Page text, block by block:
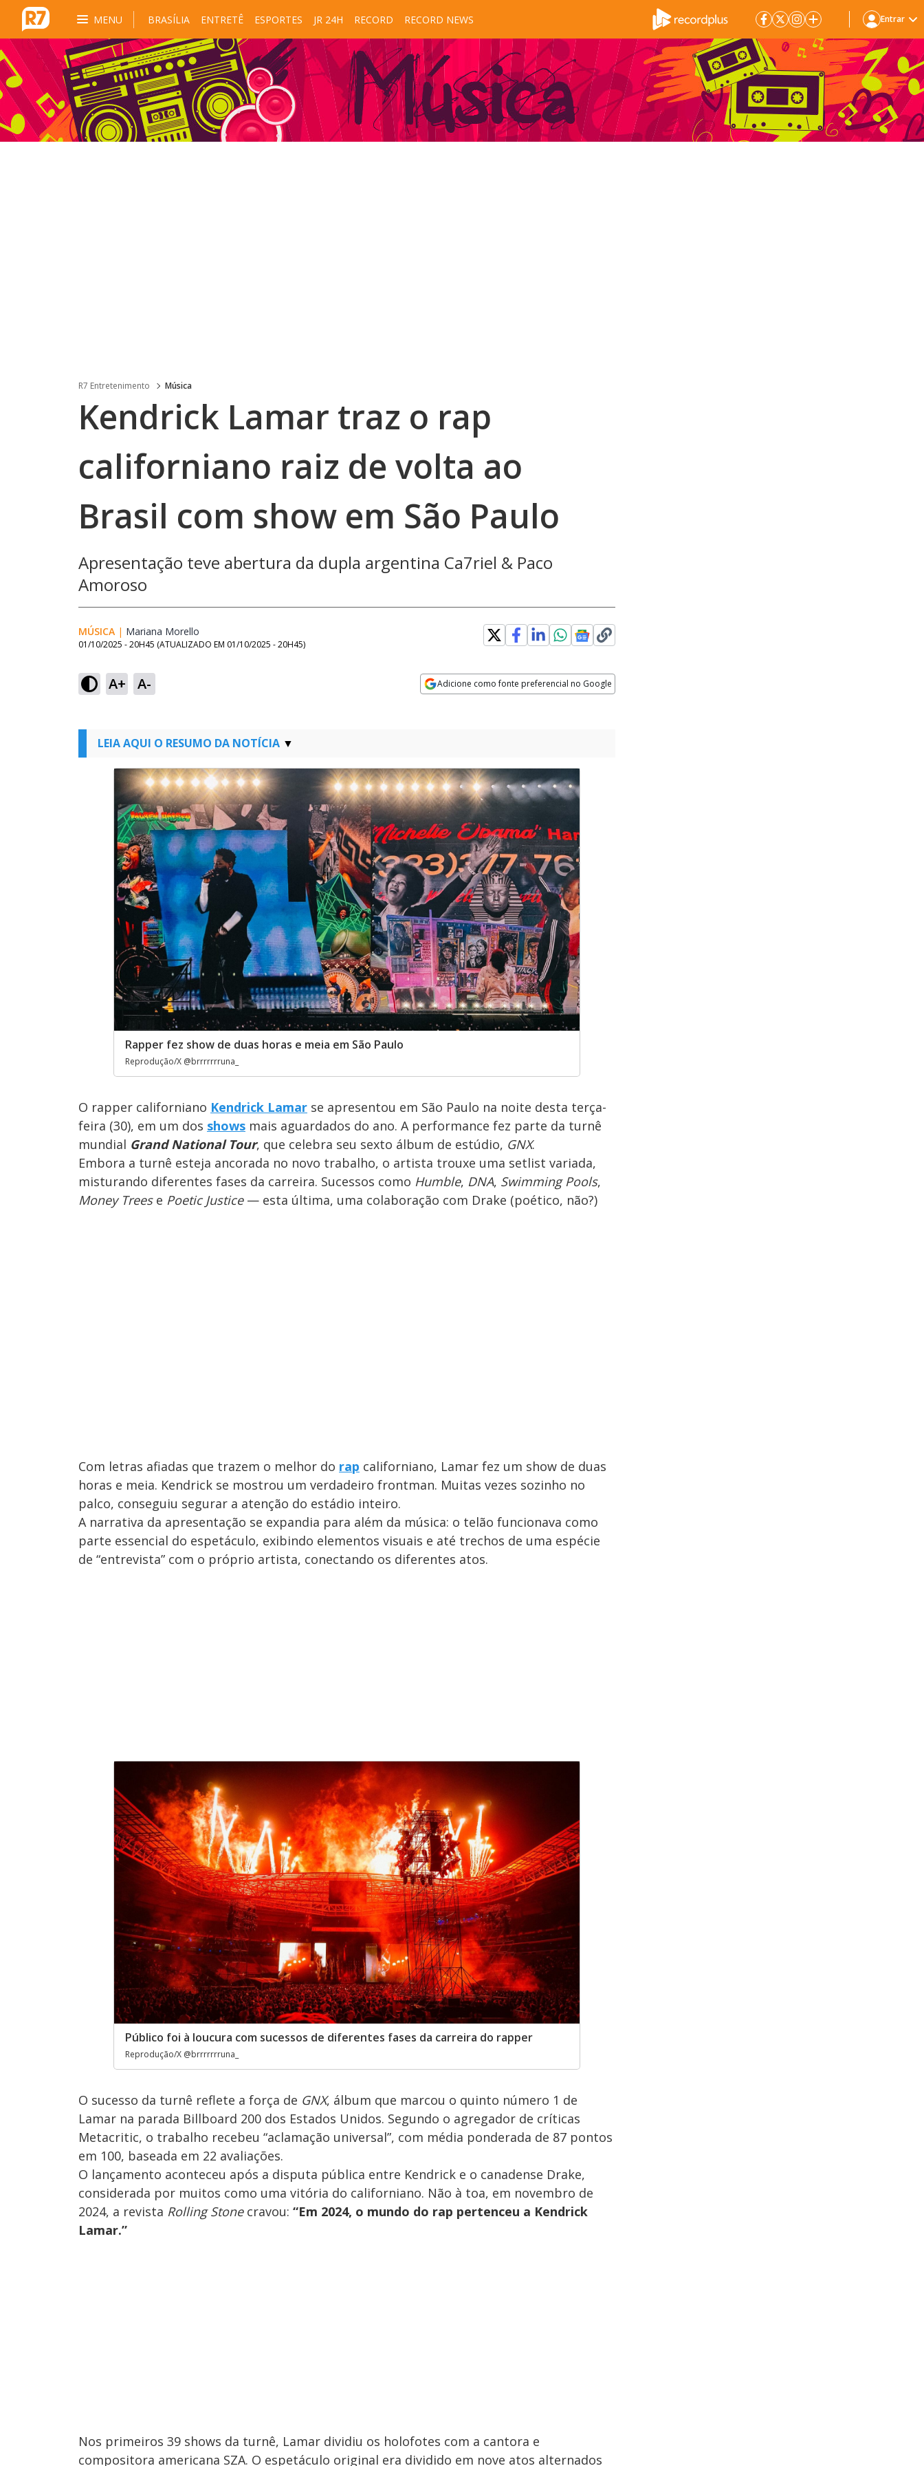
MENU BRASÍLIA ENTRETÊ ESPORTES JR 24H RECORD RECORD NEWS Entrar
R7 Entretenimento Música
Kendrick Lamar traz o rap
californiano raiz de volta ao
Brasil com show em São Paulo
Apresentação teve abertura da dupla argentina Ca7riel & Paco
Amoroso
MÚSICA | Mariana Morello
01/10/2025 - 20H45 (ATUALIZADO EM 01/10/2025 - 20H45)
A+ A- Adicione como fonte preferencial no Google
LEIA AQUI O RESUMO DA NOTÍCIA
Rapper fez show de duas horas e meia em São Paulo
Reprodução/X @brrrrrrruna_
O rapper californiano Kendrick Lamar se apresentou em São Paulo na noite desta terça-
feira (30), em um dos shows mais aguardados do ano. A performance fez parte da turnê
mundial Grand National Tour, que celebra seu sexto álbum de estúdio, GNX.
Embora a turnê esteja ancorada no novo trabalho, o artista trouxe uma setlist variada,
misturando diferentes fases da carreira. Sucessos como Humble, DNA, Swimming Pools,
Money Treese Poetic Justice— esta última, uma colaboração com Drake (poético, não?)
Com letras afiadas que trazem o melhor do rap californiano, Lamar fez um show de duas
horas e meia. Kendrick se mostrou um verdadeiro frontman. Muitas vezes sozinho no
palco, conseguiu segurar a atenção do estádio inteiro.
A narrativa da apresentação se expandia para além da música: o telão funcionava como
parte essencial do espetáculo, exibindo elementos visuais e até trechos de uma espécie
de “entrevista” com o próprio artista, conectando os diferentes atos.
Público foi à loucura com sucessos de diferentes fases da carreira do rapper
Reprodução/X @brrrrrrruna_
O sucesso da turnê reflete a força de GNX, álbum que marcou o quinto número 1 de
Lamar na parada Billboard 200 dos Estados Unidos. Segundo o agregador de críticas
Metacritic, o trabalho recebeu “aclamação universal”, com média ponderada de 87 pontos
em 100, baseada em 22 avaliações.
O lançamento aconteceu após a disputa pública entre Kendrick e o canadense Drake,
considerada por muitos como uma vitória do californiano. Não à toa, em novembro de
2024, a revista Rolling Stonecravou: “Em 2024, o mundo do rap pertenceu a Kendrick
Lamar.”
Nos primeiros 39 shows da turnê, Lamar dividiu os holofotes com a cantora e
compositora americana SZA. O espetáculo original era dividido em nove atos alternados